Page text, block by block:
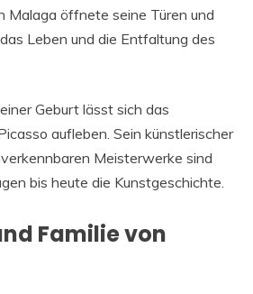
Malaga öffnete seine Türen und
Leben und die Entfaltung des
Geburt lässt sich das
aufleben. Sein künstlerischer
Meisterwerke sind
bis heute die Kunstgeschichte.
Familie von